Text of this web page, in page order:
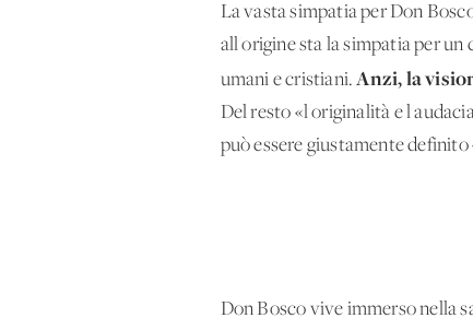
La vasta simpatia per Don
all'origine sta la simpatia per un
umani e cristiani.Anzi, la
Del resto «l'originalità e
può essere giustamente
Don Bosco vive immerso nella